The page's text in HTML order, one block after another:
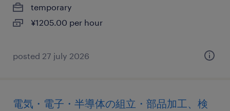
temporary
¥1205.00 per hour
posted 27 july 2026
電気・電子・半導体の組立・部品加工、検